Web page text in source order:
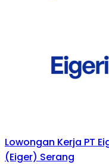
Lowongan Kerja PT
(Eiger) Serang